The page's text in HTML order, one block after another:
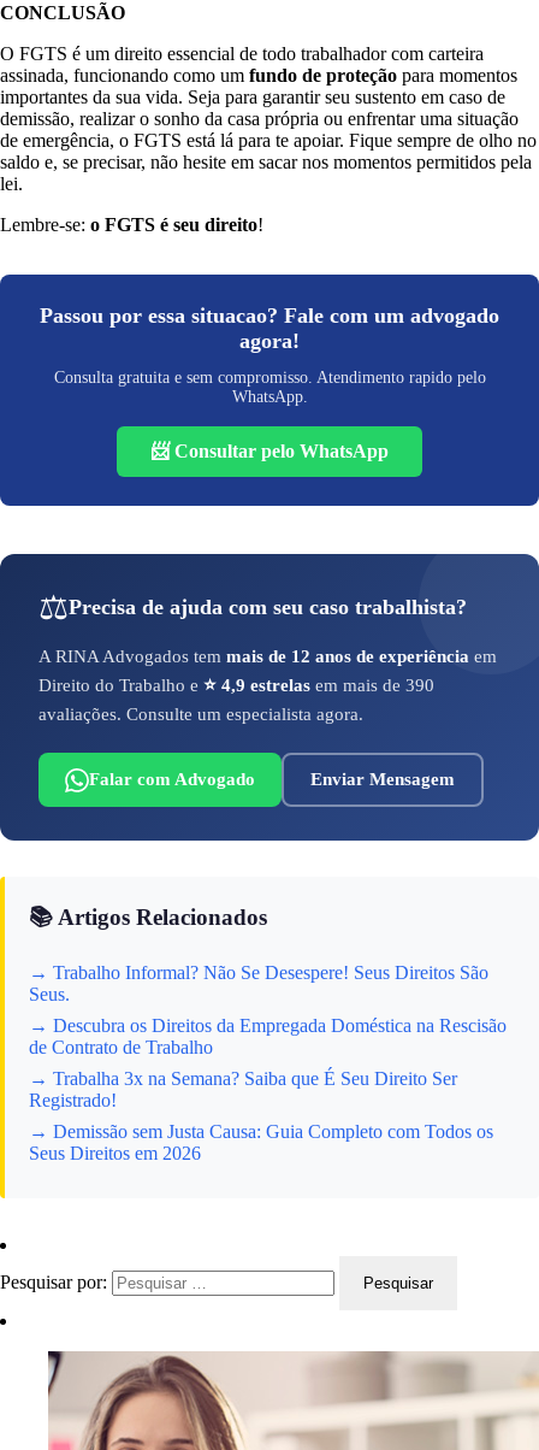
CONCLUSÃO
O FGTS é um direito essencial de todo trabalhador com carteira
assinada, funcionando como um fundo de proteção para momentos
importantes da sua vida. Seja para garantir seu sustento em caso de
demissão, realizar o sonho da casa própria ou enfrentar uma situação
de emergência, o FGTS está lá para te apoiar. Fique sempre de olho no
saldo e, se precisar, não hesite em sacar nos momentos permitidos pela
lei.
Lembre-se: o FGTS é seu direito!
Passou por essa situacao? Fale com um advogado
agora!
Consulta gratuita e sem compromisso. Atendimento rapido pelo
WhatsApp.
📨 Consultar pelo WhatsApp
⚖️Precisa de ajuda com seu caso trabalhista?
A RINA Advogados tem mais de 12 anos de experiência em
Direito do Trabalho e ⭐ 4,9 estrelas em mais de 390
avaliações. Consulte um especialista agora.
Falar com Advogado Enviar Mensagem
📚 Artigos Relacionados
→ Trabalho Informal? Não Se Desespere! Seus Direitos São
Seus.
→ Descubra os Direitos da Empregada Doméstica na Rescisão
de Contrato de Trabalho
→ Trabalha 3x na Semana? Saiba que É Seu Direito Ser
Registrado!
→ Demissão sem Justa Causa: Guia Completo com Todos os
Seus Direitos em 2026
Pesquisar por: